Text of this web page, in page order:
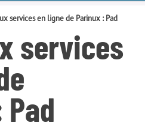
services en ligne de Parinux : Pad
services